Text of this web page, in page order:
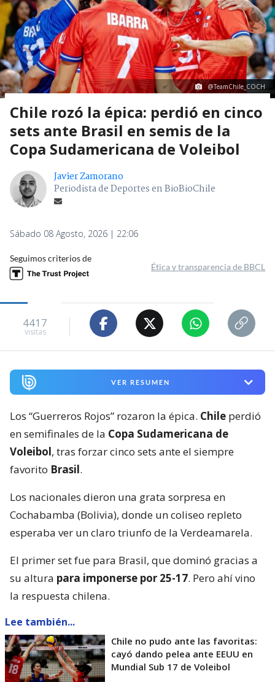
@TeamChile_COCH
Chile rozó la épica: perdió en cinco
sets ante Brasil en semis de la
Copa Sudamericana de Voleibol
Javier Zamorano
Periodista de Deportes en BioBioChile
Sábado 08 Agosto, 2026 | 22:06
Seguimos criterios de
Ética y transparencia de BBCL
4417
visitas
VER RESUMEN
Los “Guerreros Rojos” rozaron la épica. Chile perdió
en semifinales de la Copa Sudamericana de
Voleibol, tras forzar cinco sets ante el siempre
favorito Brasil.
Los nacionales dieron una grata sorpresa en
Cochabamba (Bolivia), donde un coliseo repleto
esperaba ver un claro triunfo de la Verdeamarela.
El primer set fue para Brasil, que dominó gracias a
su altura para imponerse por 25-17. Pero ahí vino
la respuesta chilena.
Lee también...
Chile no pudo ante las favoritas:
cayó dando pelea ante EEUU en
Mundial Sub 17 de Voleibol